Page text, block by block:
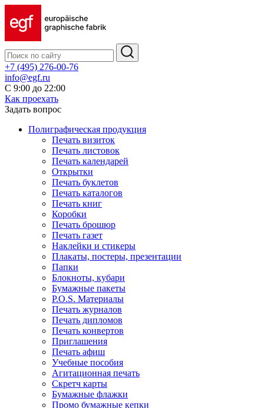
+7 (495) 276-00-76
info@egf.ru
С 9:00 до 22:00
Как проехать
Задать вопрос
Полиграфическая продукция
Печать визиток
Печать листовок
Печать календарей
Открытки
Печать буклетов
Печать каталогов
Печать книг
Коробки
Печать брошюр
Печать газет
Наклейки и стикеры
Плакаты, постеры, презентации
Папки
Блокноты, кубари
Бумажные пакеты
P.O.S. Материалы
Печать журналов
Печать дипломов
Печать конвертов
Приглашения
Печать афиш
Учебные пособия
Агитационная печать
Скретч карты
Бумажные флажки
Промо бумажные кепки